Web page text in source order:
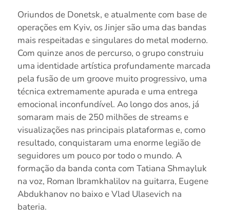
Oriundos de Donetsk, e atualmente com base de
operações em Kyiv, os Jinjer são uma das bandas
mais respeitadas e singulares do metal moderno.
Com quinze anos de percurso, o grupo construiu
uma identidade artística profundamente marcada
pela fusão de um groove muito progressivo, uma
técnica extremamente apurada e uma entrega
emocional inconfundível. Ao longo dos anos, já
somaram mais de 250 milhões de streams e
visualizações nas principais plataformas e, como
resultado, conquistaram uma enorme legião de
seguidores um pouco por todo o mundo. A
formação da banda conta com Tatiana Shmayluk
na voz, Roman Ibramkhalilov na guitarra, Eugene
Abdukhanov no baixo e Vlad Ulasevich na
bateria.